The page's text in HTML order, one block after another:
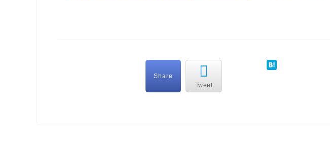
Share
Tweet